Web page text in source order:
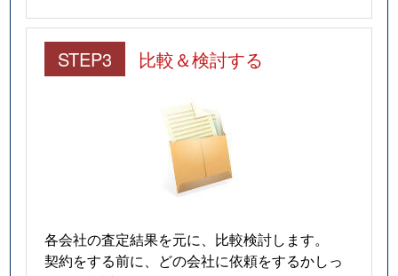
東園田町
2,500万円
園田
東園田町
3,200万円
園田
3,700万円
450万円
3,000万円
東園田町
2,000万円
園田
STEP3 比較＆検討する
各会社の査定結果を元に、比較検討します。
契約をする前に、どの会社に依頼をするかしっ